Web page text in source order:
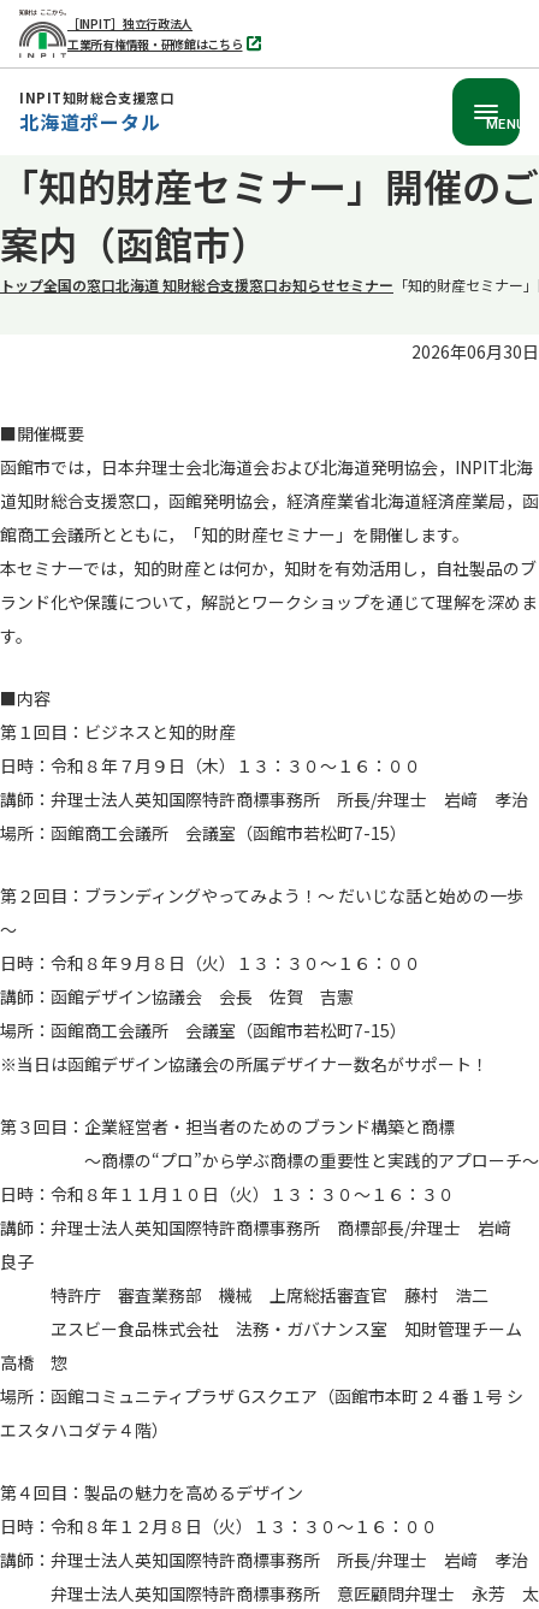
へ
［INPIT］独立行政法人
工業所有権情報・研修館はこちら
別
タ
INPIT知財総合支援窓口
北海道ポータル MENU
「知的財産セミナー」開催のご
案内（函館市）
トップ全国の窓口北海道 知財総合支援窓口お知らせセミナー 「知的財産セミナー
2026年06月30日
■開催概要
函館市では，日本弁理士会北海道会および北海道発明協会，INPIT北海
道知財総合支援窓口，函館発明協会，経済産業省北海道経済産業局，函
館商工会議所とともに，「知的財産セミナー」を開催します。
本セミナーでは，知的財産とは何か，知財を有効活用し，自社製品のブ
ランド化や保護について，解説とワークショップを通じて理解を深めま
す。
■内容
第１回目：ビジネスと知的財産
日時：令和８年７月９日（木）１３：３０～１６：００
講師：弁理士法人英知国際特許商標事務所 所長/弁理士 岩﨑 孝治
場所：函館商工会議所 会議室（函館市若松町7-15）
第２回目：ブランディングやってみよう！～ だいじな話と始めの一歩
～
日時：令和８年９月８日（火）１３：３０～１６：００
講師：函館デザイン協議会 会長 佐賀 吉憲
場所：函館商工会議所 会議室（函館市若松町7-15）
※当日は函館デザイン協議会の所属デザイナー数名がサポート！
第３回目：企業経営者・担当者のためのブランド構築と商標
～商標の“プロ”から学ぶ商標の重要性と実践的アプローチ～
日時：令和８年１１月１０日（火）１３：３０～１６：３０
講師：弁理士法人英知国際特許商標事務所 商標部長/弁理士 岩﨑
良子
特許庁 審査業務部 機械 上席総括審査官 藤村 浩二
ヱスビー食品株式会社 法務・ガバナンス室 知財管理チーム
高橋 惣
場所：函館コミュニティプラザ Gスクエア（函館市本町２４番１号 シ
エスタハコダテ４階）
第４回目：製品の魅力を高めるデザイン
日時：令和８年１２月８日（火）１３：３０～１６：００
講師：弁理士法人英知国際特許商標事務所 所長/弁理士 岩﨑 孝治
弁理士法人英知国際特許商標事務所 意匠顧問弁理士 永芳 太